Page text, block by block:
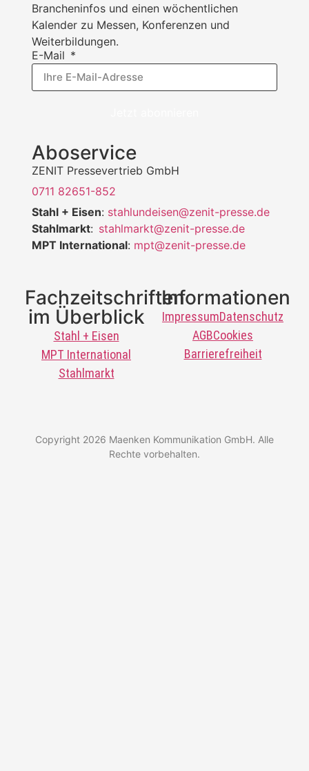
Brancheninfos und einen wöchentlichen
Kalender zu Messen, Konferenzen und
Weiterbildungen.
E-Mail
Aboservice
ZENIT Pressevertrieb GmbH
0711 82651-852
Stahl + Eisen: stahlundeisen@zenit-presse.de
Stahlmarkt: stahlmarkt@zenit-presse.de
MPT International: mpt@zenit-presse.de
Fachzeitschriften
im Überblick
Stahl + Eisen
MPT International
Stahlmarkt
Informationen
ImpressumDatenschutz
AGBCookies
Barrierefreiheit
Copyright 2026 Maenken Kommunikation GmbH. Alle
Rechte vorbehalten.